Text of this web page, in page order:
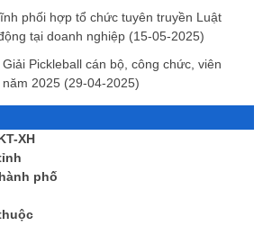
phối hợp tổ chức tuyên truyền Luật
tại doanh nghiệp (15-05-2025)
Pickleball cán bộ, công chức, viên
2025 (29-04-2025)
XH
phố